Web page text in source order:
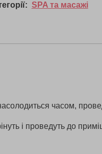
SPA та масажі
часом,
і проведуть до